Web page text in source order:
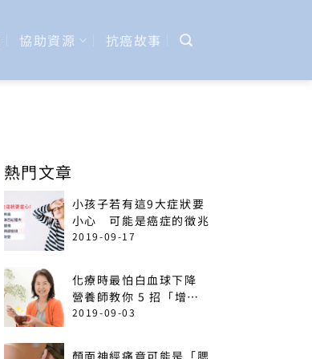
協助資源 抗癌故事
熱門文章
小孩子若有這9大症狀要
小心 可能是癌症的徵兆
2019-09-17
化療時最怕白血球下降
營養師教你 5 招「增加
免疫力」菜單
2019-09-03